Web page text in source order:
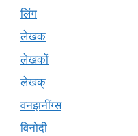
लिंग
लेखक
लेखकों
लेखक्
वनझनींग्स
विनोदी